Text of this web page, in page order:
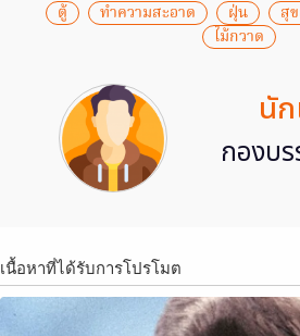
ตู้ ทำความสะอาด ฝุ่น สุ
ไม้กวาด
นั
กองบ
เนื้อหาที่ได้รับการโปรโมต